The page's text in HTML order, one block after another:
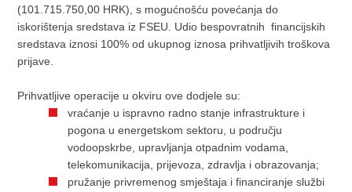
(101.715.750,00 HRK), s mogućnošću povećanja do
iskorištenja sredstava iz FSEU. Udio bespovratnih financijskih
sredstava iznosi 100% od ukupnog iznosa prihvatljivih troškova
prijave.
Prihvatljive operacije u okviru ove dodjele su:
vraćanje u ispravno radno stanje infrastrukture i
pogona u energetskom sektoru, u području
vodoopskrbe, upravljanja otpadnim vodama,
telekomunikacija, prijevoza, zdravlja i obrazovanja;
pružanje privremenog smještaja i financiranje službi